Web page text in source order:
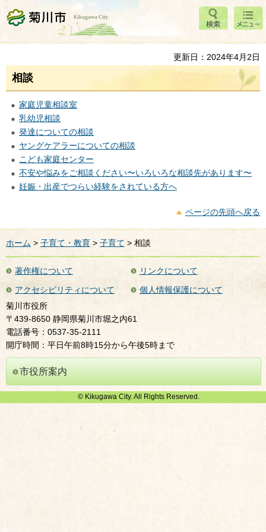
菊川市 検索
メニ
ュー
更新日：2024年4月2日
相談
家庭児童相談室
乳幼児相談
発達についての相談
ヤングケアラーについての相談
こども家庭センター
不安や悩みをご相談ください〜いろいろな相談先があります〜
妊娠・出産でつらい経験をされている方へ
ページの先頭へ戻る
ホーム > 子育て・教育 > 子育て > 相談
著作権について
リンクについて
アクセシビリティについて
個人情報保護について
菊川市役所
〒439-8650 静岡県菊川市堀之内61
電話番号：0537-35-2111
開庁時間：平日午前8時15分から午後5時まで
市役所案内
© Kikugawa City. All Rights Reserved.